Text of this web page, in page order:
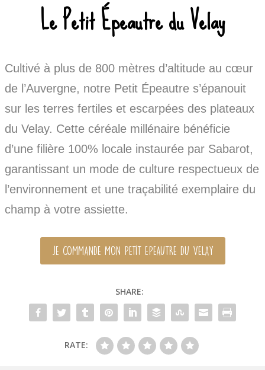
Le Petit Épeautre du Velay
Cultivé à plus de 800 mètres d’altitude au cœur
de l’Auvergne, notre Petit Épeautre s’épanouit
sur les terres fertiles et escarpées des plateaux
du Velay. Cette céréale millénaire bénéficie
d’une filière 100% locale instaurée par Sabarot,
garantissant un mode de culture respectueux de
l’environnement et une traçabilité exemplaire du
champ à votre assiette.
Je commande mon Petit Epeautre du Velay
SHARE:
RATE: